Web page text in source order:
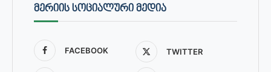
ᲛᲔᲠᲘᲘᲡ ᲡᲝᲪᲘᲐᲚᲣᲠᲘ ᲛᲔᲓᲘᲐ
FACEBOOK TWITTER